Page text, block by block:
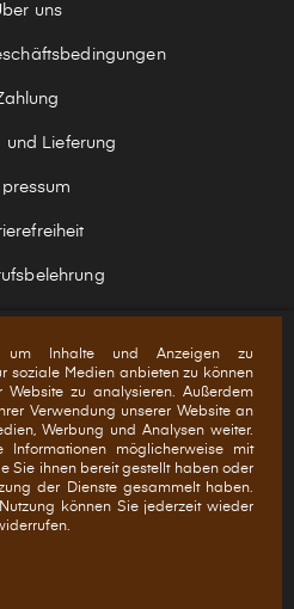
um Inhalte und Anzeigen zu
soziale Medien anbieten zu können
zu analysieren. Außerdem
Verwendung unserer Website an
Werbung und Analysen weiter.
Informationen möglicherweise mit
Sie ihnen bereit gestellt haben oder
der Dienste gesammelt haben.
können Sie jederzeit wieder
uns
und Lieferung
NEWSLETTER
Lutz GmbH & Co. KG